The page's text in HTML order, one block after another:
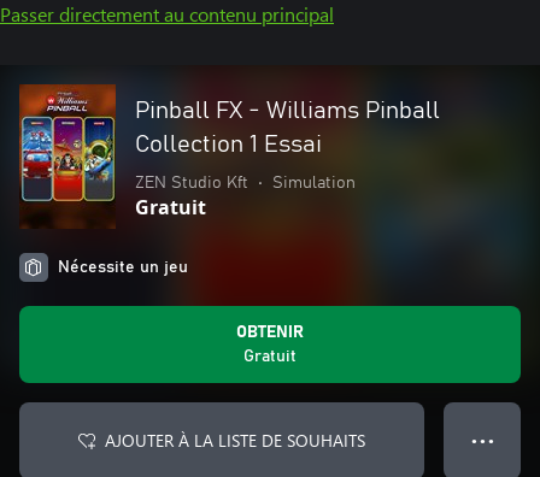
Passer directement au contenu principal
Pinball FX - Williams Pinball
Collection 1 Essai
ZEN Studio Kft • Simulation
Gratuit
Nécessite un jeu
OBTENIR
Gratuit
AJOUTER À LA LISTE DE SOUHAITS ● ● ●